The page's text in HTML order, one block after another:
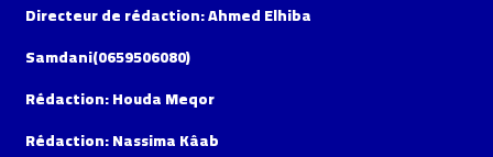
Directeur de rédaction: Ahmed Elhiba
Samdani(0659506080)
Rédaction: Houda Meqor
Rédaction: Nassima Kâab